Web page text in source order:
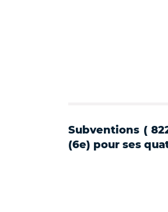
Subventions (
(6e) pour ses